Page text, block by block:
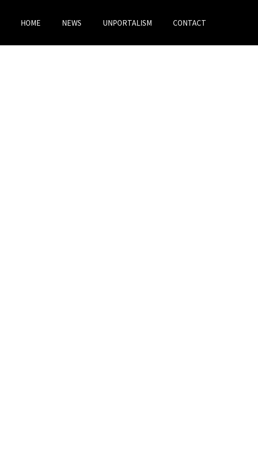
HOME NEWS UNPORTALISM CONTACT